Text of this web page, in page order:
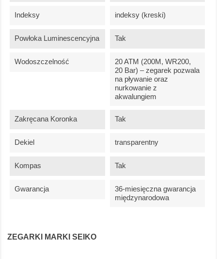
Indeksy indeksy (kreski)
Powłoka Luminescencyjna Tak
Wodoszczelność
20 ATM (200M, WR200,
20 Bar) – zegarek pozwala
na pływanie oraz
nurkowanie z
akwalungiem
Zakręcana Koronka Tak
Dekiel transparentny
Kompas Tak
Gwarancja
36-miesięczna gwarancja
międzynarodowa
ZEGARKI MARKI SEIKO